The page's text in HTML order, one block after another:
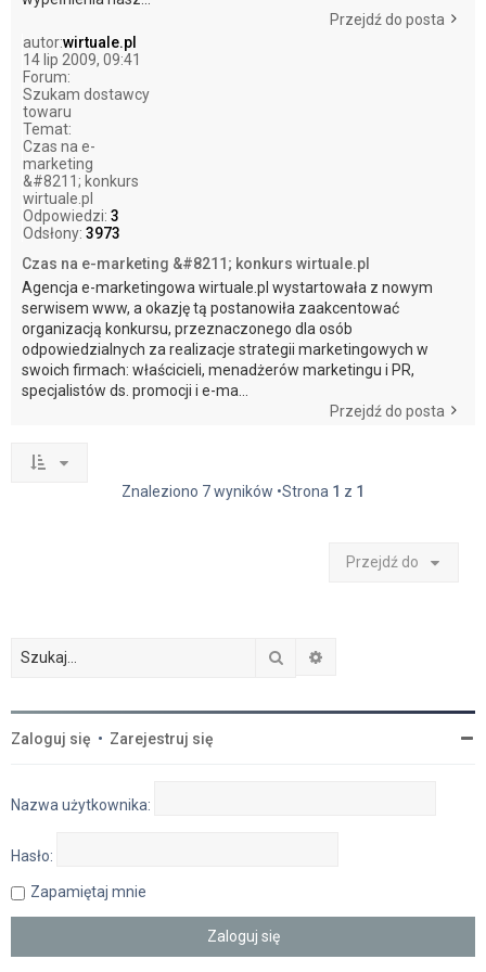
Przejdź do posta
autor:wirtuale.pl
14 lip 2009, 09:41
Forum:
Szukam dostawcy
towaru
Temat:
Czas na e-
marketing
&#8211; konkurs
wirtuale.pl
Odpowiedzi: 3
Odsłony: 3973
Czas na e-marketing &#8211; konkurs wirtuale.pl
Agencja e-marketingowa wirtuale.pl wystartowała z nowym
serwisem www, a okazję tą postanowiła zaakcentować
organizacją konkursu, przeznaczonego dla osób
odpowiedzialnych za realizacje strategii marketingowych w
swoich firmach: właścicieli, menadżerów marketingu i PR,
specjalistów ds. promocji i e-ma...
Przejdź do posta
Znaleziono 7 wyników •Strona 1 z 1
Przejdź do
Szukaj
Zaloguj się • Zarejestruj się
Nazwa użytkownika:
Hasło:
Zapamiętaj mnie